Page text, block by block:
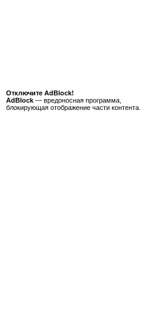
Отключите AdBlock!
AdBlock — вредоносная программа,
блокирующая отображение части контента.